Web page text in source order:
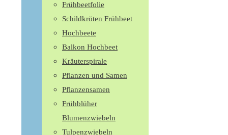
Frühbeetfolie
Schildkröten Frühbeet
Hochbeete
Balkon Hochbeet
Kräuterspirale
Pflanzen und Samen
Pflanzensamen
Frühblüher
Blumenzwiebeln
Tulpenzwiebeln